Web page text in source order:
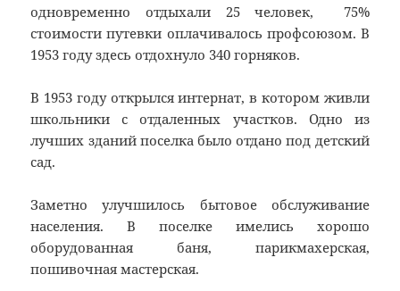
одновременно отдыхали 25 человек, 75%
стоимости путевки оплачивалось профсоюзом. В
1953 году здесь отдохнуло 340 горняков.
В 1953 году открылся интернат, в котором живли
школьники с отдаленных участков. Одно из
лучших зданий поселка было отдано под детский
сад.
Заметно улучшилось бытовое обслуживание
населения. В поселке имелись хорошо
оборудованная баня, парикмахерская,
пошивочная мастерская.